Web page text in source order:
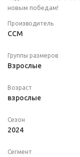
новым победам!
Производитель
CCM
Группы размеров
Взрослые
Возраст
взрослые
Сезон
2024
Сегмент